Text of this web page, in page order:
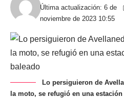
Última actualización: 6 de
noviembre de 2023 10:55
Lo persiguieron de
la moto, se refugió en una